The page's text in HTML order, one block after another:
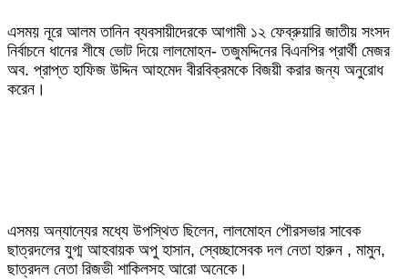
এসময় নূরে আলম তানিন ব্যবসায়ীদেরকে আগামী ১২ ফেব্রুয়ারি জাতীয় সংসদ
নির্বাচনে ধানের শীষে ভোট দিয়ে লালমোহন- তজুমদ্দিনের বিএনপির প্রার্থী মেজর
অব. প্রাপ্ত হাফিজ উদ্দিন আহমেদ বীরবিক্রমকে বিজয়ী করার জন্য অনুরোধ
করেন।
এসময় অন্যান্যের মধ্যে উপস্থিত ছিলেন, লালমোহন পৌরসভার সাবেক
ছাত্রদলের যুগ্ম আহবায়ক অপু হাসান, স্বেচ্ছাসেবক দল নেতা হারুন , মামুন,
ছাত্রদল নেতা রিজভী শাকিলসহ আরো অনেকে।